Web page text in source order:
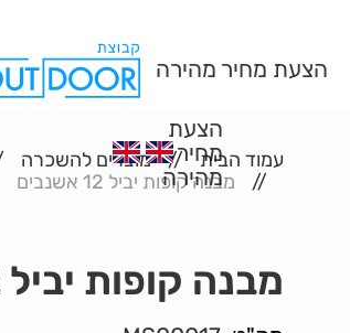
הצעת מחיר מהירה
הצעת
מחיר
מהירה
עמוד הבית מוצרים להשכרה
מבנה קופות יביל 12 אשנבים
מבנה קופות יביל 12 אשנבים